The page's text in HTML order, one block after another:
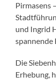
Pirmasens
und Ingrid
spannende
Die
Erhebung,